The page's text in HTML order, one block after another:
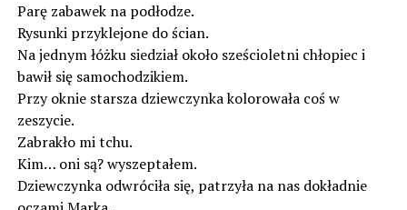
Parę zabawek na podłodze.
Rysunki przyklejone do ścian.
Na jednym łóżku siedział około sześcioletni chłopiec i
bawił się samochodzikiem.
Przy oknie starsza dziewczynka kolorowała coś w
zeszycie.
Zabrakło mi tchu.
Kim… oni są? wyszeptałem.
Dziewczynka odwróciła się, patrzyła na nas dokładnie